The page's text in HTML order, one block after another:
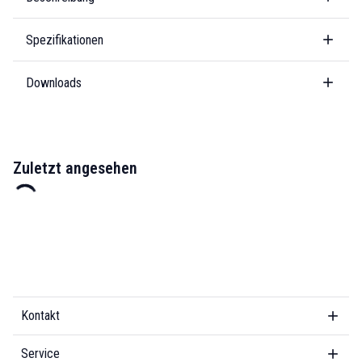
Spezifikationen
Downloads
Zuletzt angesehen
Kontakt
Service